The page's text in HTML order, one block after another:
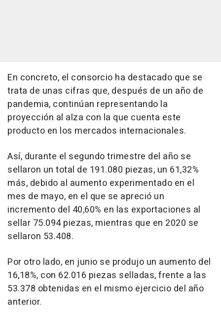
En concreto, el consorcio ha destacado que se
trata de unas cifras que, después de un año de
pandemia, continúan representando la
proyección al alza con la que cuenta este
producto en los mercados internacionales.
Así, durante el segundo trimestre del año se
sellaron un total de 191.080 piezas, un 61,32%
más, debido al aumento experimentado en el
mes de mayo, en el que se apreció un
incremento del 40,60% en las exportaciones al
sellar 75.094 piezas, mientras que en 2020 se
sellaron 53.408.
Por otro lado, en junio se produjo un aumento del
16,18%, con 62.016 piezas selladas, frente a las
53.378 obtenidas en el mismo ejercicio del año
anterior.